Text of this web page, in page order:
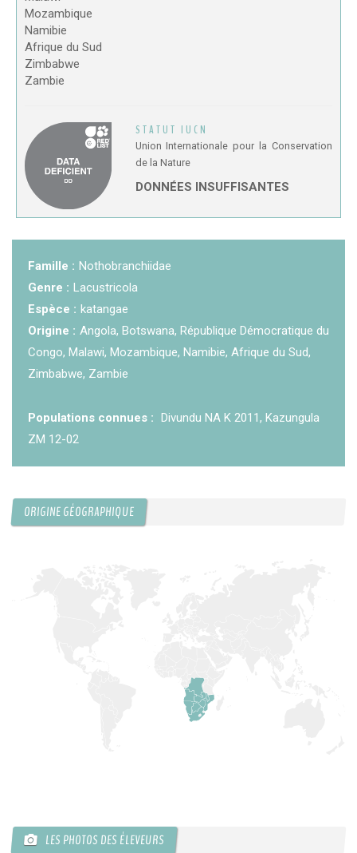
12 sep 2026
13 sep 2026
17-20 sep 2026
CZKA RÉPUBLIQUE TCHÈQUE :
CZKA 2026
25-27 sep 2026
Mozambique
Namibie
Afrique du Sud
Zimbabwe
Zambie
STATUT IUCN
Union Internationale pour la Conservation
de la Nature
DONNÉES INSUFFISANTES
Famille : Nothobranchiidae
Genre : Lacustricola
Espèce : katangae
Origine : Angola, Botswana, République Démocratique du
Congo, Malawi, Mozambique, Namibie, Afrique du Sud,
Zimbabwe, Zambie
Populations connues : Divundu NA K 2011, Kazungula
ZM 12-02
ORIGINE GÉOGRAPHIQUE
LES PHOTOS DES ÉLEVEURS